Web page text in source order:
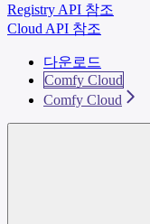
Registry API 참조
Cloud API 참조
다운로드
Comfy Cloud
Comfy Cloud